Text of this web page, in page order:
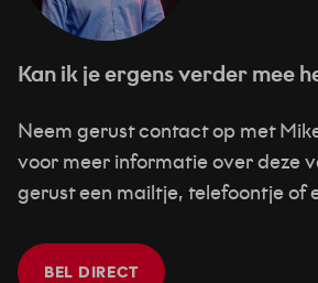
Kan ik je ergens verder mee
Neem gerust contact op met
voor meer informatie over deze
gerust een mailtje, telefoontje of
BEL DIRECT